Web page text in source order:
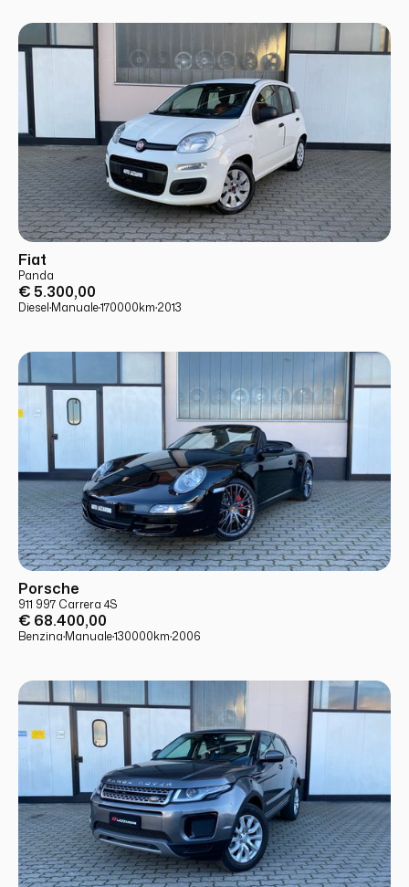
USATO
Fiat
Panda
€ 5.300,00
Diesel·Manuale·170000km·2013
USATO
Porsche
911 997 Carrera 4S
€ 68.400,00
Benzina·Manuale·130000km·2006